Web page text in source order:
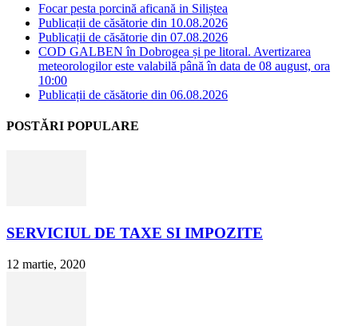
Focar pesta porcină aficană in Siliștea
Publicații de căsătorie din 10.08.2026
Publicații de căsătorie din 07.08.2026
COD GALBEN în Dobrogea și pe litoral. Avertizarea
meteorologilor este valabilă până în data de 08 august, ora
10:00
Publicații de căsătorie din 06.08.2026
POSTĂRI POPULARE
SERVICIUL DE TAXE SI IMPOZITE
12 martie, 2020